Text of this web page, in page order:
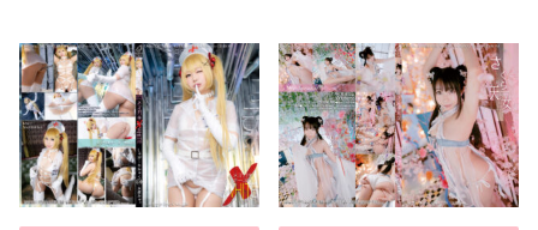
は
複
数
の
バ
リ
品
に
は
複
数